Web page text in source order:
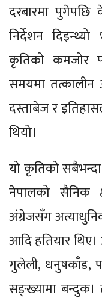
दरबारमा
निर्देशन
कृतिको कमजोर
समयमा तत्कालीन
दस्ताबेज र
थियो।
यो कृतिको
नेपालको सैनिक
अंग्रेजसँग
आदि हतियार
गुलेली, धनुषकाँड,
सङ्ख्यामा बन्दुक।